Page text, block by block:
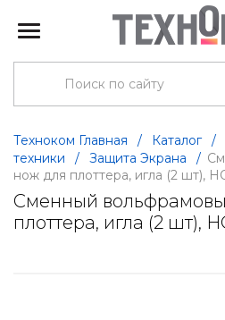
Техноком Главная / Каталог /
техники
/ Защита Экрана /
нож для плоттера, игла (2 шт),
Сменный
плоттера, игла (2 шт),